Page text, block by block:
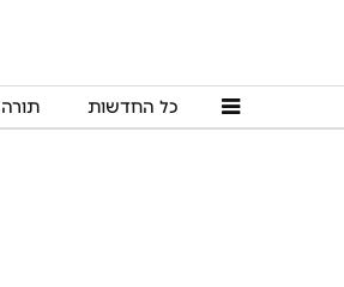
כל החדשות תורה